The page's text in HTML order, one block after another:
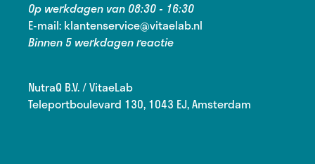
Op werkdagen van 08:30 - 16:30
E-mail: klantenservice@vitaelab.nl
Binnen 5 werkdagen reactie
NutraQ B.V. / VitaeLab
Teleportboulevard 130, 1043 EJ, Amsterdam